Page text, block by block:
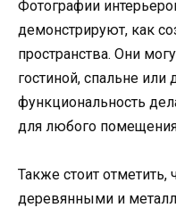
Фотографии
демонстрируют, как
пространства. Они
гостиной, спальне
функциональность
для любого
Также стоит отметить,
деревянными и